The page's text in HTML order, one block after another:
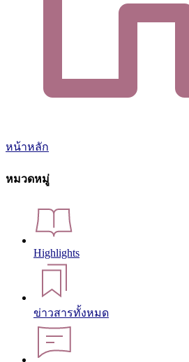
หน้าหลัก
หมวดหมู่
Highlights
ข่าวสารทั้งหมด